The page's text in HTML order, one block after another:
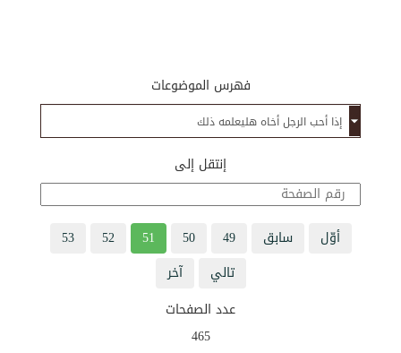
فهرس الموضوعات
إنتقل إلى
أوّل سابق 49
50
51
52
53
تالي
آخر
عدد الصفحات
465